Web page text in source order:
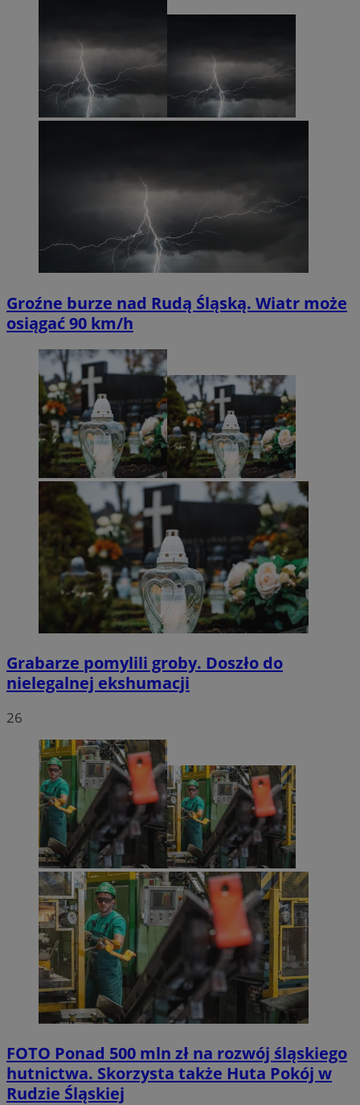
Groźne burze nad Rudą Śląską. Wiatr może
osiągać 90 km/h
Grabarze pomylili groby. Doszło do
nielegalnej ekshumacji
26
FOTO Ponad 500 mln zł na rozwój śląskiego
hutnictwa. Skorzysta także Huta Pokój w
Rudzie Śląskiej